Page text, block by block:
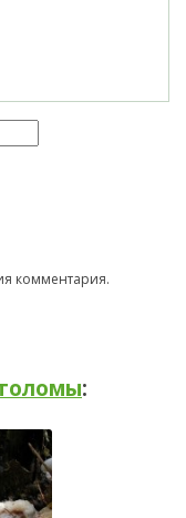
комментария.
: